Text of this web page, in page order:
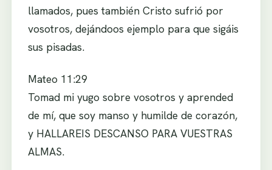
llamados, pues también Cristo sufrió por
vosotros, dejándoos ejemplo para que sigáis
sus pisadas.
Mateo 11:29
Tomad mi yugo sobre vosotros y aprended
de mí, que soy manso y humilde de corazón,
y HALLAREIS DESCANSO PARA VUESTRAS
ALMAS.